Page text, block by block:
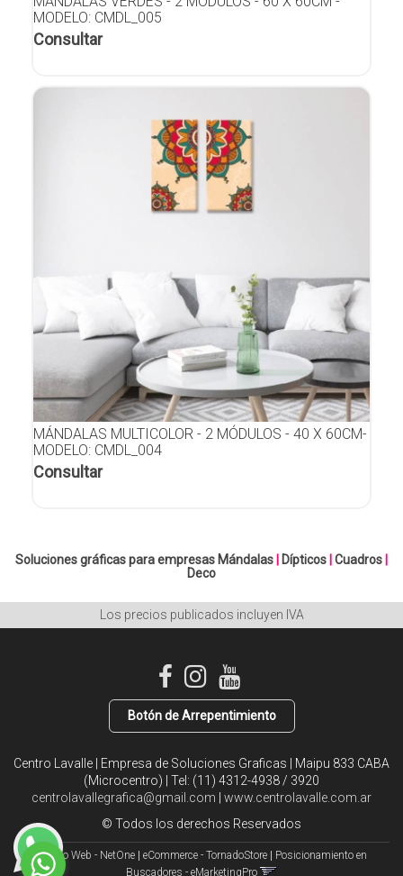
MODELO: CMDL_005
Consultar
MÁNDALAS MULTICOLOR - 2 MÓDULOS - 40 X 60CM-
MODELO: CMDL_004
Consultar
Soluciones gráficas para empresas Mándalas| Dípticos|Cuadros|
Deco
Los precios publicados incluyen IVA
Botón de Arrepentimiento
Centro Lavalle | Empresa de Soluciones Graficas | Maipu 833 CABA
(Microcentro) | Tel: (11) 4312-4938 / 3920
centrolavallegrafica@gmail.com | www.centrolavalle.com.ar
© Todos los derechos Reservados
Diseño Web - NetOne | eCommerce - TornadoStore | Posicionamiento en
Buscadores - eMarketingPro